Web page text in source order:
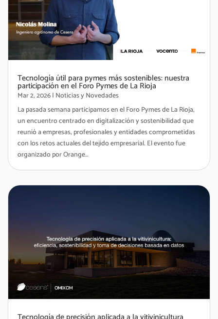
Tecnología útil para pymes más sostenibles: nuestra
participación en el Foro Pymes de La Rioja
Mar 2, 2026| Noticias y Novedades
La pasada semana participamos en el Foro Pymes de La Rioja,
un encuentro centrado en digitalización y sostenibilidad que
reunió a empresas, profesionales y entidades comprometidas
con los retos actuales del tejido empresarial. El evento fue
organizado por Orange…